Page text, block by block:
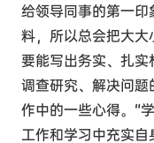
给领导同事的第一
料，所以总会把大
要能写出务实、扎实
调查研究、解决问题
作中的一些心得。“
工作和学习中充实